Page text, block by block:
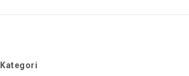
Kategori